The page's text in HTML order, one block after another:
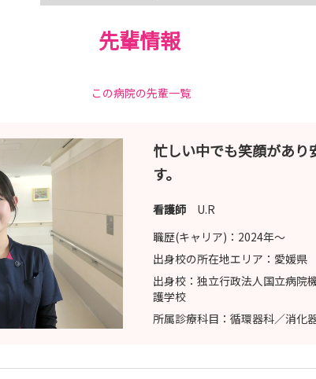
先輩情報
この病院の先輩一覧
忙しい中でも笑顔があり
す。
看護師 U.R
職歴(キャリア)： 2024年〜
出身校の所在地エリア： 愛媛県
出身校： 独立行政法人国立病院
護学校
所属診療科目： 循環器科／消化